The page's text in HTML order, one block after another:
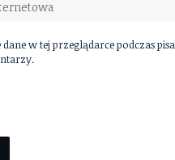
w tej przeglądarce podczas